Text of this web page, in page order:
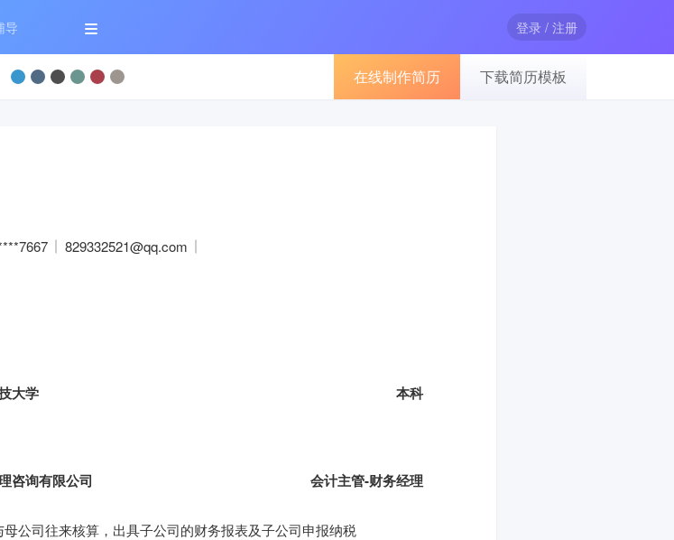
导 登录 / 注册
在线制作简历 下载简历模板
829332521@qq.com
大学 本科
咨询有限公司 会计主管-财务经理
公司往来核算，出具子公司的财务报表及子公司申报纳税